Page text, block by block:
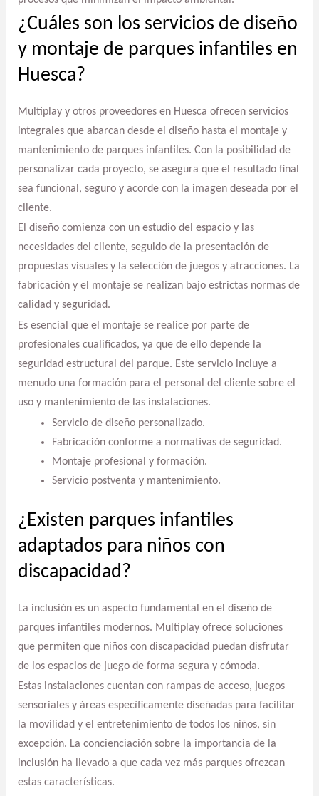
¿Cuáles son los servicios de diseño
y montaje de parques infantiles en
Huesca?
Multiplay y otros proveedores en Huesca ofrecen servicios
integrales que abarcan desde el diseño hasta el montaje y
mantenimiento de parques infantiles. Con la posibilidad de
personalizar cada proyecto, se asegura que el resultado final
sea funcional, seguro y acorde con la imagen deseada por el
cliente.
El diseño comienza con un estudio del espacio y las
necesidades del cliente, seguido de la presentación de
propuestas visuales y la selección de juegos y atracciones. La
fabricación y el montaje se realizan bajo estrictas normas de
calidad y seguridad.
Es esencial que el montaje se realice por parte de
profesionales cualificados, ya que de ello depende la
seguridad estructural del parque. Este servicio incluye a
menudo una formación para el personal del cliente sobre el
uso y mantenimiento de las instalaciones.
Servicio de diseño personalizado.
Fabricación conforme a normativas de seguridad.
Montaje profesional y formación.
Servicio postventa y mantenimiento.
¿Existen parques infantiles
adaptados para niños con
discapacidad?
La inclusión es un aspecto fundamental en el diseño de
parques infantiles modernos. Multiplay ofrece soluciones
que permiten que niños con discapacidad puedan disfrutar
de los espacios de juego de forma segura y cómoda.
Estas instalaciones cuentan con rampas de acceso, juegos
sensoriales y áreas específicamente diseñadas para facilitar
la movilidad y el entretenimiento de todos los niños, sin
excepción. La concienciación sobre la importancia de la
inclusión ha llevado a que cada vez más parques ofrezcan
estas características.